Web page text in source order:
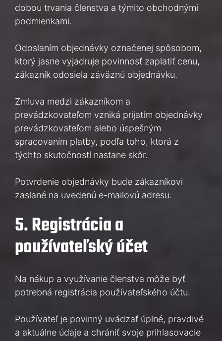
dobou trvania členstva a týmito obchodnými
podmienkami.
Odoslaním objednávky označenej spôsobom,
ktorý jasne vyjadruje povinnosť zaplatiť cenu,
zákazník odosiela záväznú objednávku.
Zmluva medzi zákazníkom a
prevádzkovateľom vzniká prijatím objednávky
prevádzkovateľom alebo úspešným
spracovaním platby, podľa toho, ktorá z
týchto skutočností nastane skôr.
Potvrdenie objednávky bude zákazníkovi
zaslané na uvedenú e-mailovú adresu.
5. Registrácia a
používateľský účet
Na nákup a využívanie členstva môže byť
potrebná registrácia používateľského účtu.
Používateľ je povinný uvádzať úplné, pravdivé
a aktuálne údaje a chrániť svoje prihlasovacie